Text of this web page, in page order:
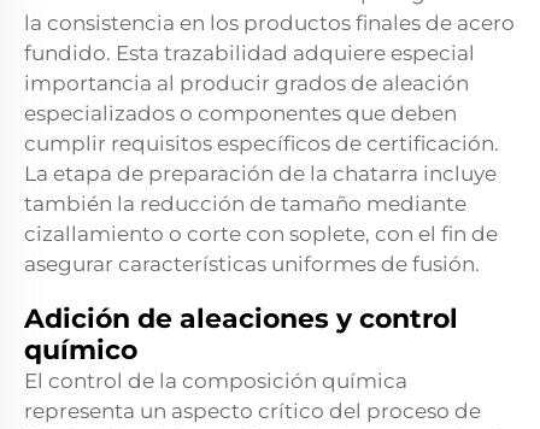
la consistencia en los productos finales de acero
fundido. Esta trazabilidad adquiere especial
importancia al producir grados de aleación
especializados o componentes que deben
cumplir requisitos específicos de certificación.
La etapa de preparación de la chatarra incluye
también la reducción de tamaño mediante
cizallamiento o corte con soplete, con el fin de
asegurar características uniformes de fusión.
Adición de aleaciones y control
químico
El control de la composición química
representa un aspecto crítico del proceso de